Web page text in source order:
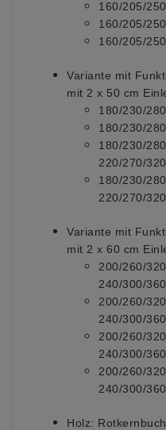
160/205/
160/205/
160/205/
Variante mit
mit 2 x 50 cm
180/230/
180/230/
180/230/
220/270/
180/230/
220/270/
Variante mit
mit 2 x 60 cm
200/260/
240/300/
200/260/
240/300/
200/260/
240/300/
200/260/
240/300/
Holz: